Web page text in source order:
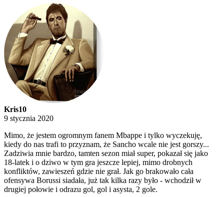
Kris10
9 stycznia 2020
Mimo, że jestem ogromnym fanem Mbappe i tylko wyczekuję,
kiedy do nas trafi to przyznam, że Sancho wcale nie jest gorszy...
Zadziwia mnie bardzo, tamten sezon miał super, pokazał się jako
18-latek i o dziwo w tym gra jeszcze lepiej, mimo drobnych
konfliktów, zawieszeń gdzie nie grał. Jak go brakowało cała
ofensywa Borussi siadała, już tak kilka razy było - wchodził w
drugiej połowie i odrazu gol, gol i asysta, 2 gole.